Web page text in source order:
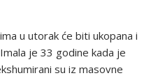
u utorak će biti ukopana i
je 33 godine kada je
su iz masovne